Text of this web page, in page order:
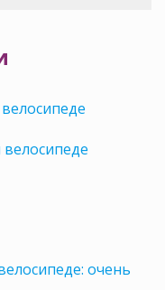
очень